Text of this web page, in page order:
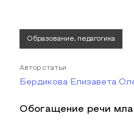
Образование, педагогика
Автор статьи
Бердикова Елизавета
Обогащение речи